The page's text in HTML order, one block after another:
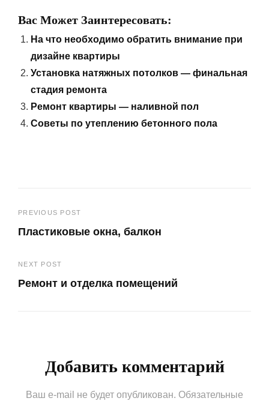
Вас Может Заинтересовать:
На что необходимо обратить внимание при
дизайне квартиры
Установка натяжных потолков — финальная
стадия ремонта
Ремонт квартиры — наливной пол
Советы по утеплению бетонного пола
Навигация
по
записям
PREVIOUS POST
Пластиковые окна, балкон
Post
NEXT POST
Ремонт и отделка помещений
Добавить комментарий
Ваш e-mail не будет опубликован. Обязательные